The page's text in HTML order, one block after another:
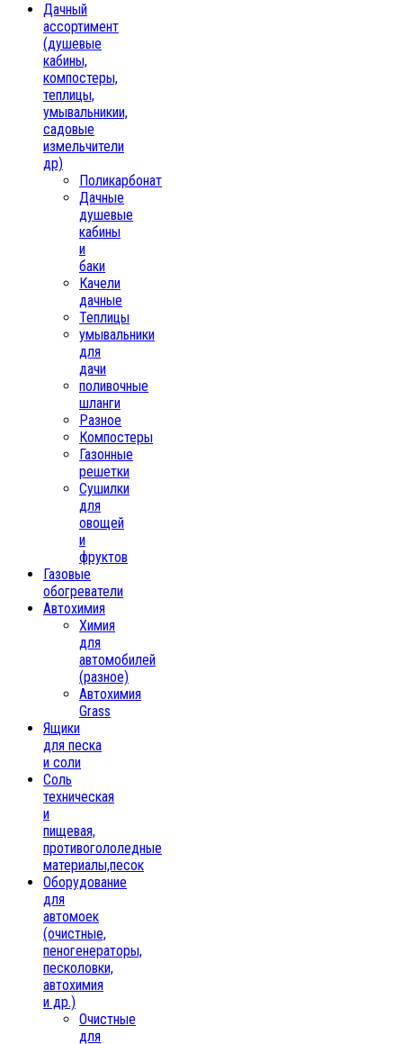
Дачный
ассортимент
(душевые
кабины,
компостеры,
теплицы,
умывальникии,
садовые
измельчители
др)
Поликарбонат
Дачные
душевые
кабины
и
баки
Качели
дачные
Теплицы
умывальники
для
дачи
поливочные
шланги
Разное
Компостеры
Газонные
решетки
Сушилки
для
овощей
и
фруктов
Газовые
обогреватели
Автохимия
Химия
для
автомобилей
(разное)
Автохимия
Grass
Ящики
для песка
и соли
Соль
техническая
и
пищевая,
противогололедные
материалы,песок
Oборудование
для
автомоек
(очистные,
пеногенераторы,
песколовки,
автохимия
и др.)
Очистные
для